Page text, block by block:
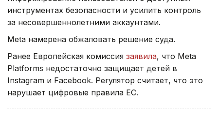
инструментах безопасности и усилить контроль
за несовершеннолетними аккаунтами.
Meta намерена обжаловать решение суда.
Ранее Европейская комиссия заявила, что Meta
Platforms недостаточно защищает детей в
Instagram и Facebook. Регулятор считает, что это
нарушает цифровые правила ЕС.